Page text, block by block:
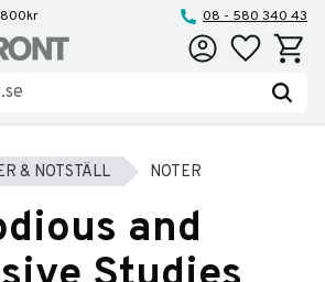
800kr 08 - 580 340 43
Favoriter
& NOTSTÄLL NOTER
and